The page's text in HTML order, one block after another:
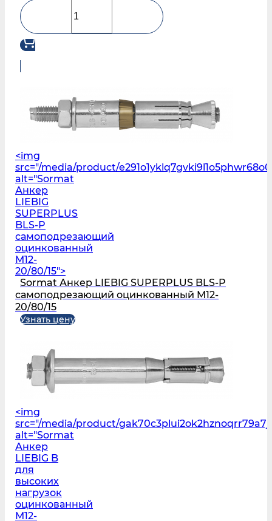
<img
src="/media/product/
alt="Sormat
Анкер
LIEBIG
SUPERPLUS
BLS‑P
самоподрезающий
оцинкованный
M12-
20/80/15">
Sormat Анкер LIEBIG SUPERPLUS BLS‑P
самоподрезающий оцинкованный M12-
20/80/15
Узнать цену
<img
src="/media/product/
alt="Sormat
Анкер
LIEBIG B
для
высоких
нагрузок
оцинкованный
M12-